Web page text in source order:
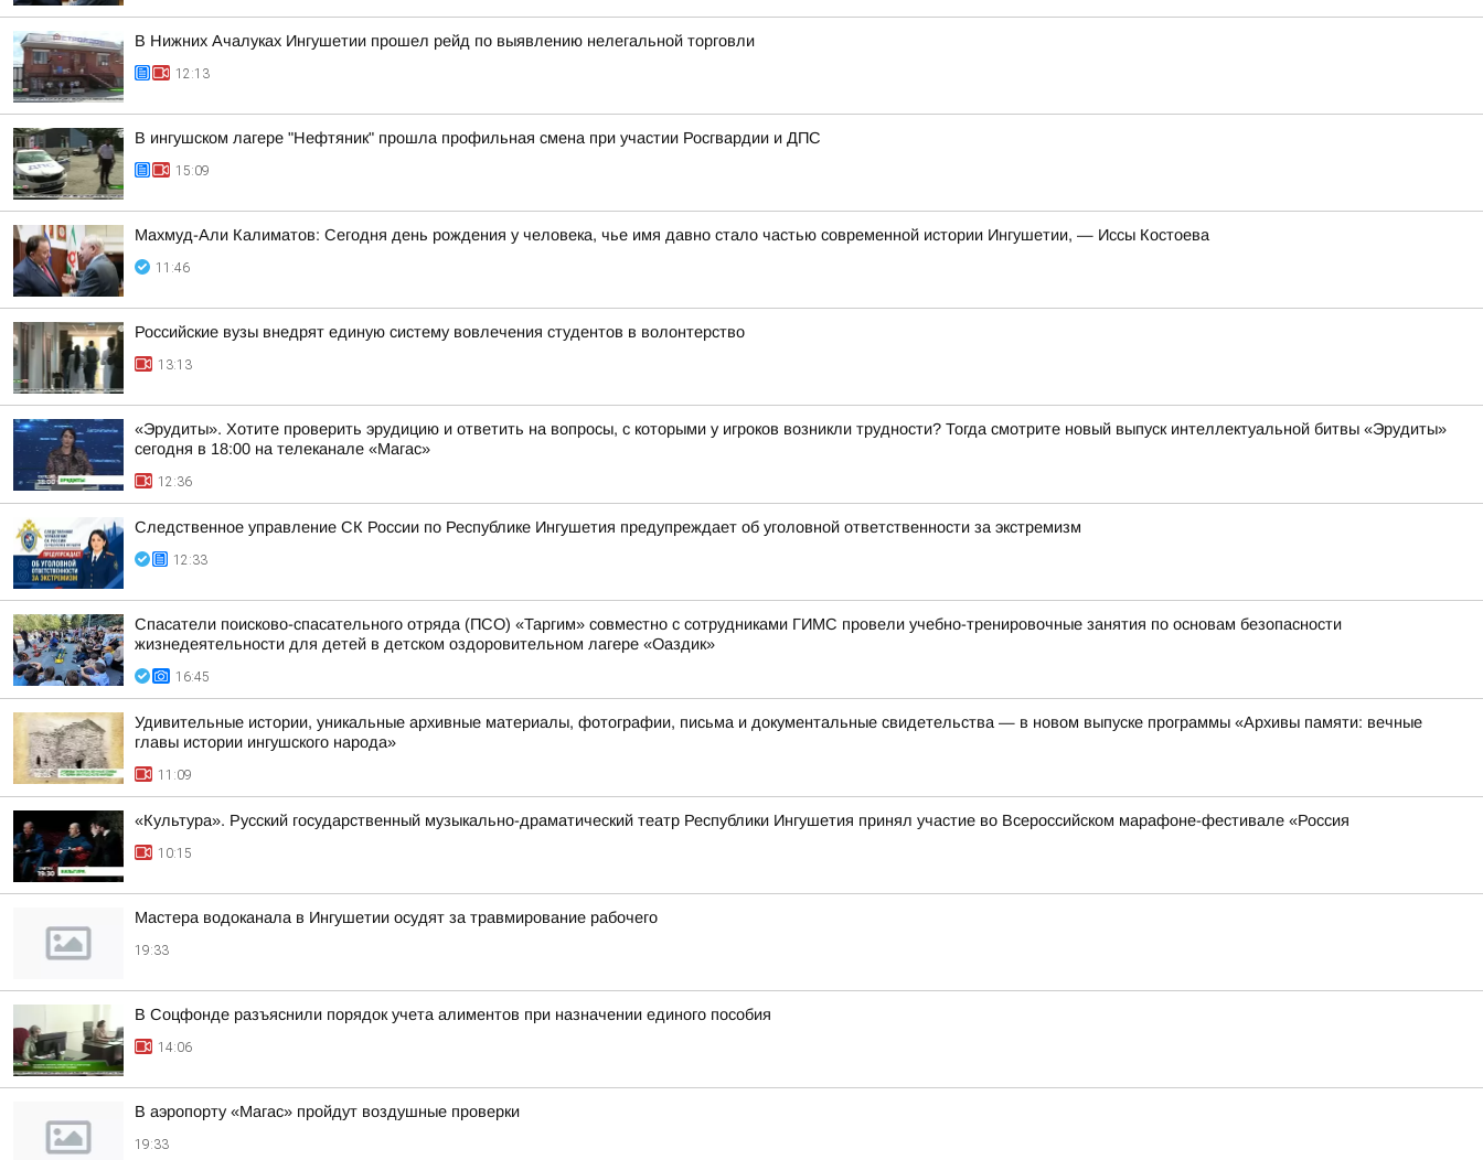
В Нижних Ачалуках Ингушетии прошел рейд по выявлению нелегальной торговли
12:13
В ингушском лагере "Нефтяник" прошла профильная смена при участии Росгвардии и ДПС
15:09
Махмуд-Али Калиматов: Сегодня день рождения у человека, чье имя давно стало частью современной истории Ингушетии, — Иссы Костоева
11:46
Российские вузы внедрят единую систему вовлечения студентов в волонтерство
13:13
«Эрудиты». Хотите проверить эрудицию и ответить на вопросы, с которыми у игроков возникли трудности? Тогда смотрите новый выпуск интеллектуальной битвы «Эрудиты»
сегодня в 18:00 на телеканале «Магас»
12:36
Следственное управление СК России по Республике Ингушетия предупреждает об уголовной ответственности за экстремизм
12:33
Спасатели поисково-спасательного отряда (ПСО) «Таргим» совместно с сотрудниками ГИМС провели учебно-тренировочные занятия по основам безопасности
жизнедеятельности для детей в детском оздоровительном лагере «Оаздик»
16:45
Удивительные истории, уникальные архивные материалы, фотографии, письма и документальные свидетельства — в новом выпуске программы «Архивы памяти: вечные
главы истории ингушского народа»
11:09
«Культура». Русский государственный музыкально-драматический театр Республики Ингушетия принял участие во Всероссийском марафоне-фестивале «Россия
10:15
Мастера водоканала в Ингушетии осудят за травмирование рабочего
19:33
В Соцфонде разъяснили порядок учета алиментов при назначении единого пособия
14:06
В аэропорту «Магас» пройдут воздушные проверки
19:33